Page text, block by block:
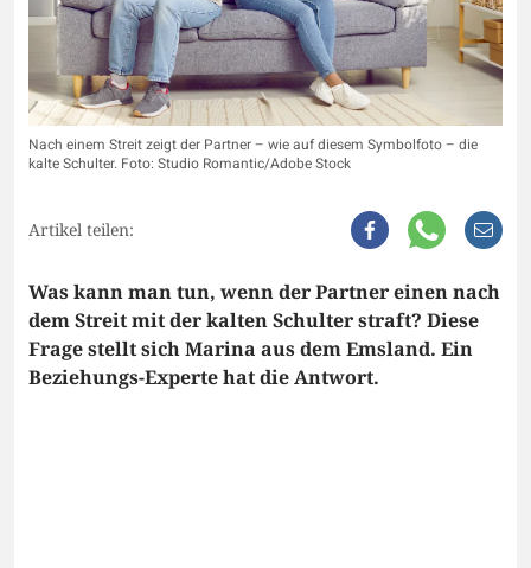
Nach einem Streit zeigt der Partner – wie auf diesem Symbolfoto – die
kalte Schulter. Foto: Studio Romantic/Adobe Stock
Artikel teilen:
Was kann man tun, wenn der Partner einen nach
dem Streit mit der kalten Schulter straft? Diese
Frage stellt sich Marina aus dem Emsland. Ein
Beziehungs-Experte hat die Antwort.